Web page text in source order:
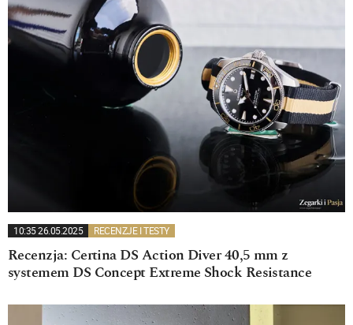
10:35 26.05.2025 RECENZJE I TESTY
Recenzja: Certina DS Action Diver 40,5 mm z
systemem DS Concept Extreme Shock Resistance